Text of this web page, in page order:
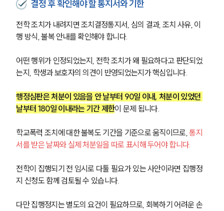
결정 후 확인해야 할 통지서와 기한
전학 조치가 내려지면 조치결정통지서, 심의 결과, 조치 사유, 이
행 방식, 불복 안내를 확인해야 합니다.
어떤 행위가 인정되었는지, 전학 조치가 왜 필요하다고 판단되었
는지, 학생과 보호자의 의견이 반영되었는지가 핵심입니다.
행정심판은 처분이 있음을 안 날부터 90일 이내, 처분이 있었던
날부터 180일 이내라는 기간 제한이 문제 됩니다.
학교폭력 조치에 대한 불복도 기간을 기준으로 움직이므로, 통지
서를 받은 날짜와 실제 처분일을 따로 표시해 두어야 합니다.
전학이 집행되기 전 임시로 다툴 필요가 있는 사안이라면 집행정
지 신청도 함께 검토될 수 있습니다.
다만 집행정지는 별도의 요건이 필요하므로, 회복하기 어려운 손